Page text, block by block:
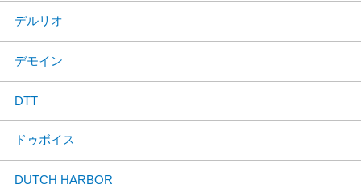
デルリオ
デモイン
DTT
ドゥボイス
DUTCH HARBOR